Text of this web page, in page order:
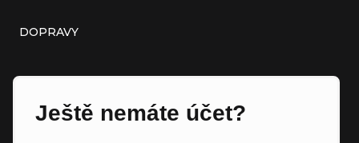
DOPRAVY
Ještě nemáte účet?